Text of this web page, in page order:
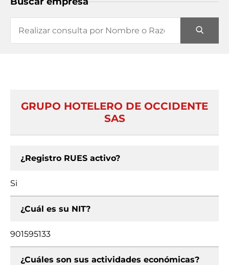
GRUPO HOTELERO DE OCCIDENTE
SAS
¿Registro RUES activo?
Si
¿Cuál es su NIT?
901595133
¿Cuáles son sus actividades económicas?